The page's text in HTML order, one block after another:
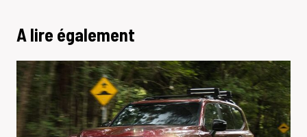
A lire également